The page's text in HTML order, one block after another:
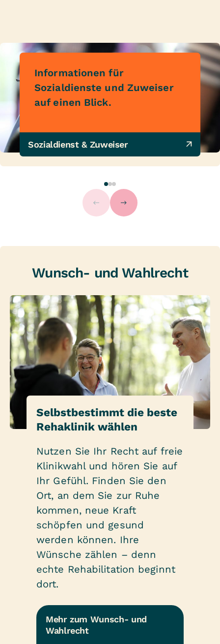
Informationen für
Sozialdienste und Zuweiser
auf einen Blick.
Sozialdienst & Zuweiser
Wunsch- und Wahlrecht
Selbstbestimmt die beste
Rehaklinik wählen
Nutzen Sie Ihr Recht auf freie
Klinikwahl und hören Sie auf
Ihr Gefühl. Finden Sie den
Ort, an dem Sie zur Ruhe
kommen, neue Kraft
schöpfen und gesund
werden können. Ihre
Wünsche zählen – denn
echte Rehabilitation beginnt
dort.
Mehr zum Wunsch- und
Wahlrecht